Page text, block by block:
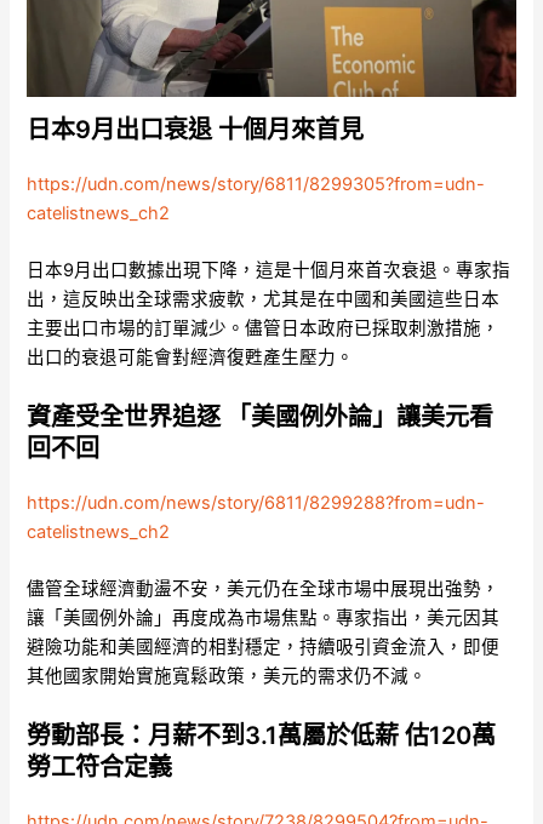
日本9月出口衰退 十個月來首見
https://udn.com/news/story/6811/8299305?from=udn-
catelistnews_ch2
日本9月出口數據出現下降，這是十個月來首次衰退。專家指
出，這反映出全球需求疲軟，尤其是在中國和美國這些日本
主要出口市場的訂單減少。儘管日本政府已採取刺激措施，
出口的衰退可能會對經濟復甦產生壓力。
資產受全世界追逐 「美國例外論」讓美元看
回不回
https://udn.com/news/story/6811/8299288?from=udn-
catelistnews_ch2
儘管全球經濟動盪不安，美元仍在全球市場中展現出強勢，
讓「美國例外論」再度成為市場焦點。專家指出，美元因其
避險功能和美國經濟的相對穩定，持續吸引資金流入，即便
其他國家開始實施寬鬆政策，美元的需求仍不減。
勞動部長：月薪不到3.1萬屬於低薪 估120萬
勞工符合定義